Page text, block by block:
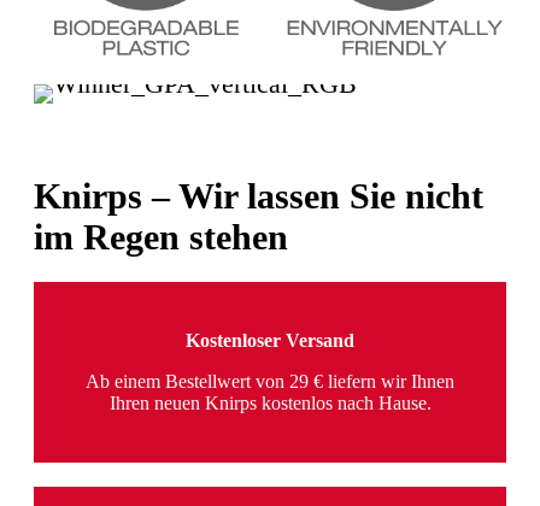
Knirps – Wir lassen Sie nicht
im Regen stehen
Kostenloser Versand
Ab einem Bestellwert von 29 € liefern wir Ihnen
Ihren neuen Knirps kostenlos nach Hause.